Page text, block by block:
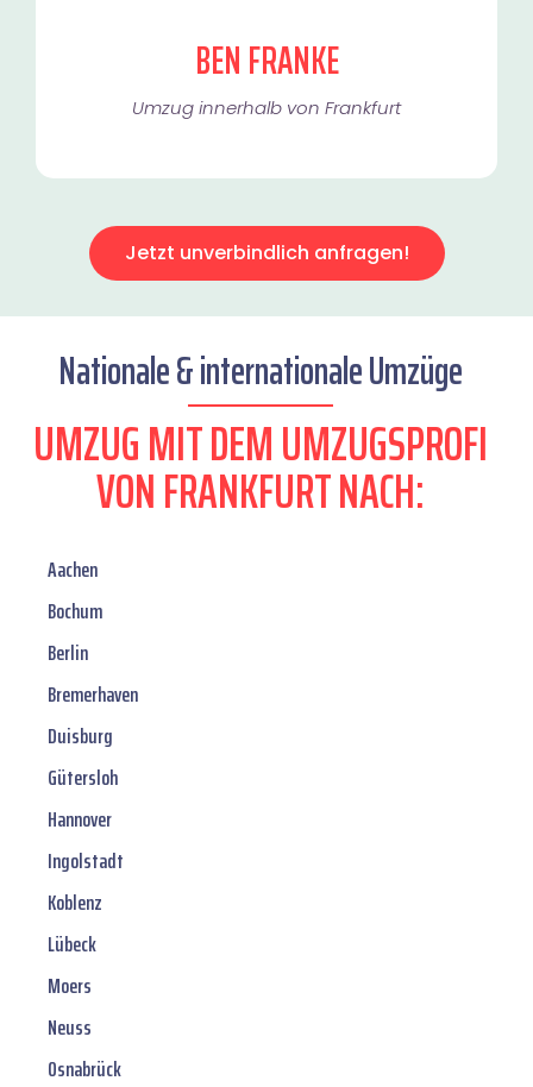
BEN FRANKE
Umzug innerhalb von Frankfurt​
Jetzt unverbindlich anfragen!
Nationale & internationale Umzüge
UMZUG MIT DEM UMZUGSPROFI
VON FRANKFURT NACH:
Aachen
Bochum
Berlin
Bremerhaven
Duisburg
Gütersloh
Hannover
Ingolstadt
Koblenz
Lübeck
Moers
Neuss
Osnabrück